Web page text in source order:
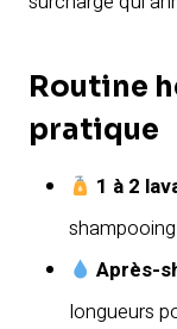
Routine
pratique
1 à 2
Après-
longueurs